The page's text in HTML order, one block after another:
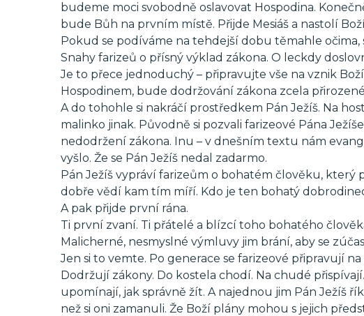
budeme moci svobodně oslavovat Hospodina.
bude Bůh na prvním místě. Přijde Mesiáš a nastolí
Pokud se podíváme na tehdejší dobu těmahle očima,
Snahy farizeů o přísný výklad zákona. O leckdy
Je to přece jednoduchý – připravujte vše na vznik
Hospodinem, bude dodržování zákona zcela
A do tohohle si nakráčí prostředkem Pán Ježíš. Na
malinko jinak. Původně si pozvali farizeové Pána
nedodržení zákona. Inu – v dnešním textu nám
vyšlo. Že se Pán Ježíš nedal zadarmo.
Pán Ježíš vypráví farizeům o bohatém člověku, který
dobře vědí kam tím míří. Kdo je ten bohatý
A pak přijde první rána.
Ti první zvaní. Ti přátelé a blízcí toho bohatého
Malicherné, nesmyslné výmluvy jim brání, aby se
Jen si to vemte. Po generace se farizeové připravují
Dodržují zákony. Do kostela chodí. Na chudé
upomínají, jak správně žít. A najednou jim Pán Ježíš
než si oni zamanuli. Že Boží plány mohou s jejich